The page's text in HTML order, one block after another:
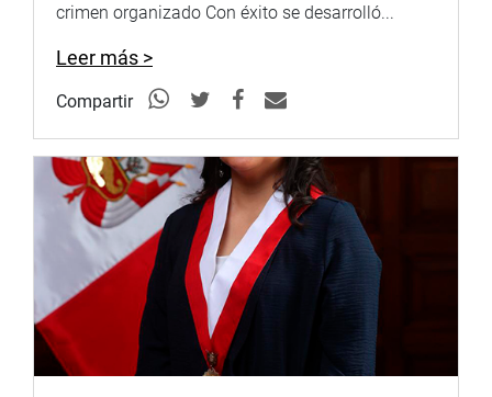
crimen organizado Con éxito se desarrolló...
Leer más >
Compartir